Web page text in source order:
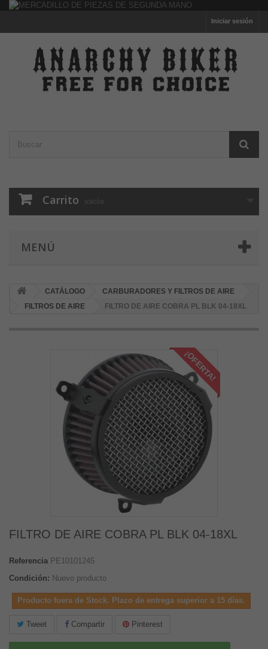
Iniciar sesión
Carrito vacío
MENÚ
CATÁLOGO
CARBURADORES Y FILTROS DE AIRE
FILTROS DE AIRE
FILTRO DE AIRE COBRA PL BLK 04-18XL
¡OFERTA!
FILTRO DE AIRE COBRA PL BLK 04-18XL
Referencia PE10101245
Condición: Nuevo producto
Producto fuera de Stock. Plazo de entrega superior a 15 días.
Tweet Compartir Pinterest